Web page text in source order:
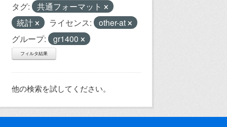
タグ:
共通フォーマット
統計
ライセンス:
other-at
グループ:
gr1400
フィルタ結果
他の検索を試してください。